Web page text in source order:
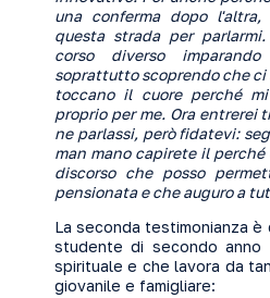
una conferma dopo
questa strada per
corso diverso
soprattutto scoprendo che ci
toccano il cuore perché
proprio per me. Ora entrerei
ne parlassi, però fidatevi:
man mano capirete il
discorso che posso
pensionata e che auguro a
La seconda testimonianza è
studente di secondo anno
spirituale e che lavora da
giovanile e famigliare: